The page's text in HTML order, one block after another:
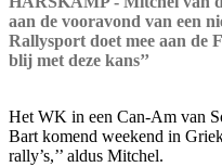
aan de vooravond van een
Rallysport doet mee aan de
blij met deze kans’’
Het WK in een Can-Am van
Bart komend weekend in
rally’s,’’ aldus Mitchel.